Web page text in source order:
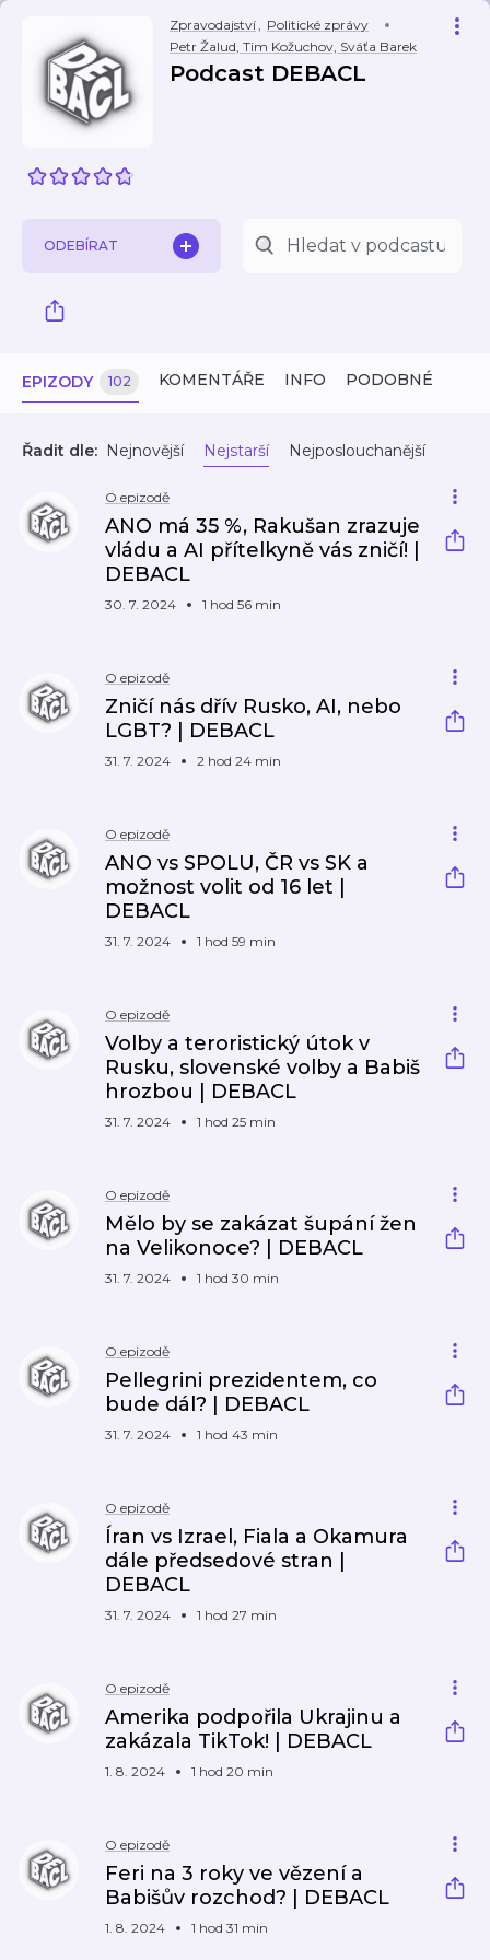
Zpravodajství, Politické zprávy
Petr Žalud, Tim Kožuchov, Sváťa Barek
Podcast DEBACL
ODEBÍRAT
EPIZODY 102 KOMENTÁŘE INFO PODOBNÉ
Řadit dle: Nejnovější Nejstarší Nejposlouchanější
O epizodě
ANO má 35 %, Rakušan zrazuje
vládu a AI přítelkyně vás zničí! |
DEBACL
30. 7. 2024 1 hod 56 min
O epizodě
Zničí nás dřív Rusko, AI, nebo
LGBT? | DEBACL
31. 7. 2024 2 hod 24 min
O epizodě
ANO vs SPOLU, ČR vs SK a
možnost volit od 16 let |
DEBACL
31. 7. 2024 1 hod 59 min
O epizodě
Volby a teroristický útok v
Rusku, slovenské volby a Babiš
hrozbou | DEBACL
31. 7. 2024 1 hod 25 min
O epizodě
Mělo by se zakázat šupání žen
na Velikonoce? | DEBACL
31. 7. 2024 1 hod 30 min
O epizodě
Pellegrini prezidentem, co
bude dál? | DEBACL
31. 7. 2024 1 hod 43 min
O epizodě
Íran vs Izrael, Fiala a Okamura
dále předsedové stran |
DEBACL
31. 7. 2024 1 hod 27 min
O epizodě
Amerika podpořila Ukrajinu a
zakázala TikTok! | DEBACL
1. 8. 2024 1 hod 20 min
O epizodě
Feri na 3 roky ve vězení a
Babišův rozchod? | DEBACL
1. 8. 2024 1 hod 31 min